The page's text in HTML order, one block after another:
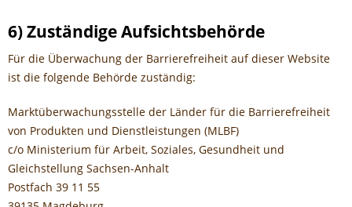
6) Zuständige Aufsichtsbehörde
Für die Überwachung der Barrierefreiheit auf dieser Website
ist die folgende Behörde zuständig:
Marktüberwachungsstelle der Länder für die Barrierefreiheit
von Produkten und Dienstleistungen (MLBF)
c/o Ministerium für Arbeit, Soziales, Gesundheit und
Gleichstellung Sachsen-Anhalt
Postfach 39 11 55